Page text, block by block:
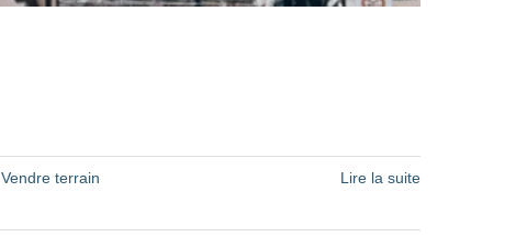
Vendre terrain
Lire la suite